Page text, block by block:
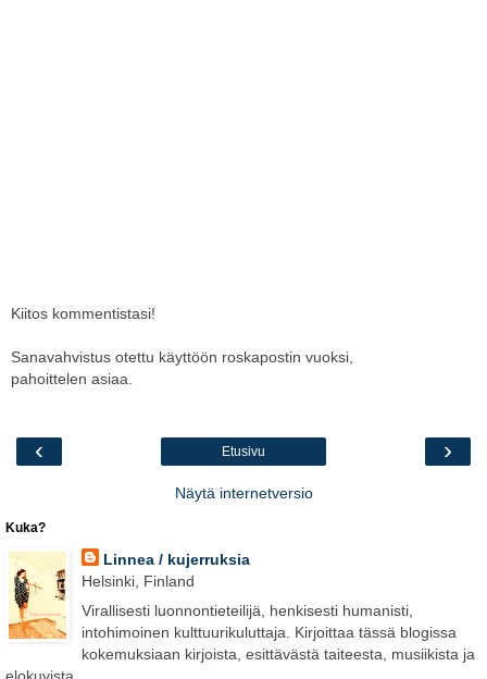
Kiitos kommentistasi!
Sanavahvistus otettu käyttöön roskapostin vuoksi,
pahoittelen asiaa.
‹ ›
Etusivu
Näytä internetversio
Kuka?
Linnea / kujerruksia
Helsinki, Finland
Virallisesti luonnontieteilijä, henkisesti humanisti,
intohimoinen kulttuurikuluttaja. Kirjoittaa tässä blogissa
kokemuksiaan kirjoista, esittävästä taiteesta, musiikista ja